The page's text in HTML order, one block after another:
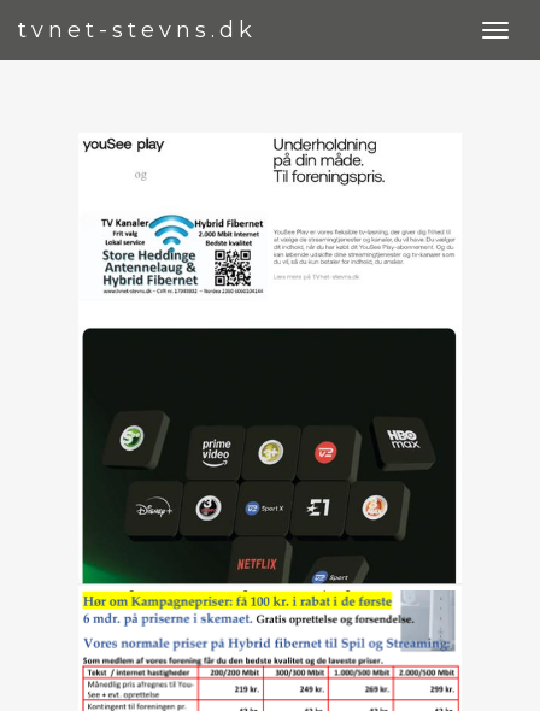
tvnet-stevns.dk
YoySee Play vores nye Bland Selv
Læs mere her!